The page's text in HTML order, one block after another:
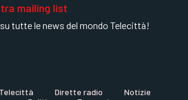
mailing list
tutte le news del mondo Telecittà!
Dirette radio
Notizie